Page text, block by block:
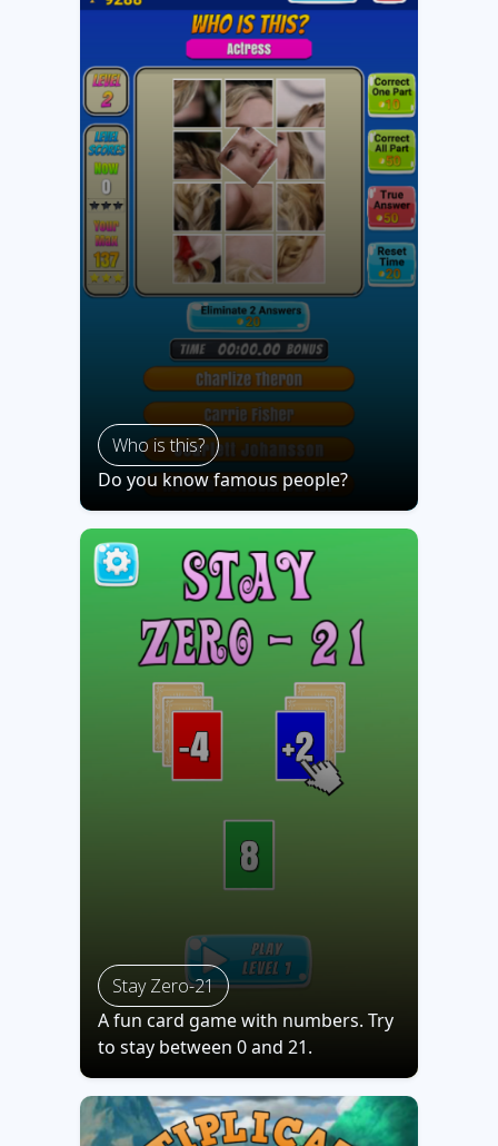
Who is this?
Do you know famous people?
Stay Zero-21
A fun card game with numbers. Try
to stay between 0 and 21.